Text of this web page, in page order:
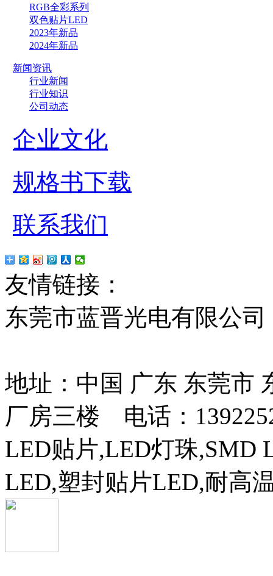
RGB全彩系列
双色贴片LED
2023年新品
2024年新品
新闻资讯
行业新闻
行业知识
公司动态
企业文化
规格书下载
联系我们
友情链接：
东莞市蓝晋光电有限公
地址：中国 广东 东莞市
厂房三楼 电话：
LED贴片,LED灯珠,SMD
LED,塑封贴片LED,耐